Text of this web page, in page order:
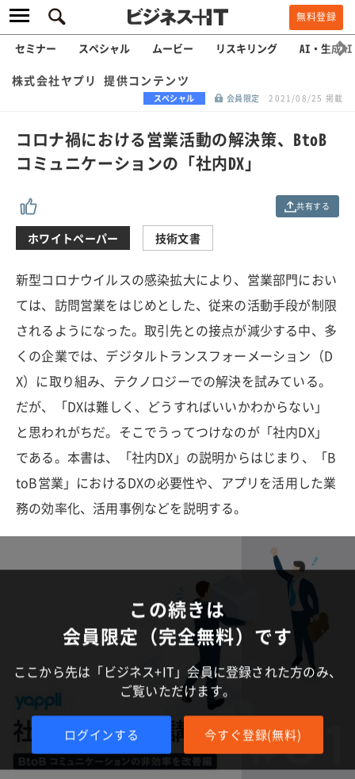
無料登録
セミナー スペシャル ムービー リスキリング AI・生成AI
株式会社ヤプリ 提供コンテンツ
スペシャル 会員限定 2021/08/25 掲載
コロナ禍における営業活動の解決策、BtoB
コミュニケーションの「社内DX」
共有する
ホワイトペーパー 技術文書
新型コロナウイルスの感染拡大により、営業部門におい
ては、訪問営業をはじめとした、従来の活動手段が制限
されるようになった。取引先との接点が減少する中、多
くの企業では、デジタルトランスフォーメーション（D
X）に取り組み、テクノロジーでの解決を試みている。
だが、「DXは難しく、どうすればいいかわからない」
と思われがちだ。そこでうってつけなのが「社内DX」
である。本書は、「社内DX」の説明からはじまり、「B
toB営業」におけるDXの必要性や、アプリを活用した業
務の効率化、活用事例などを説明する。
この続きは
会員限定（完全無料）です
ここから先は「ビジネス+IT」会員に登録された方のみ、
ご覧いただけます。
ログインする 今すぐ登録(無料)